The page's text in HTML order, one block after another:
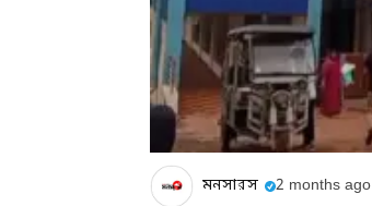
মনসারস 2 months ago